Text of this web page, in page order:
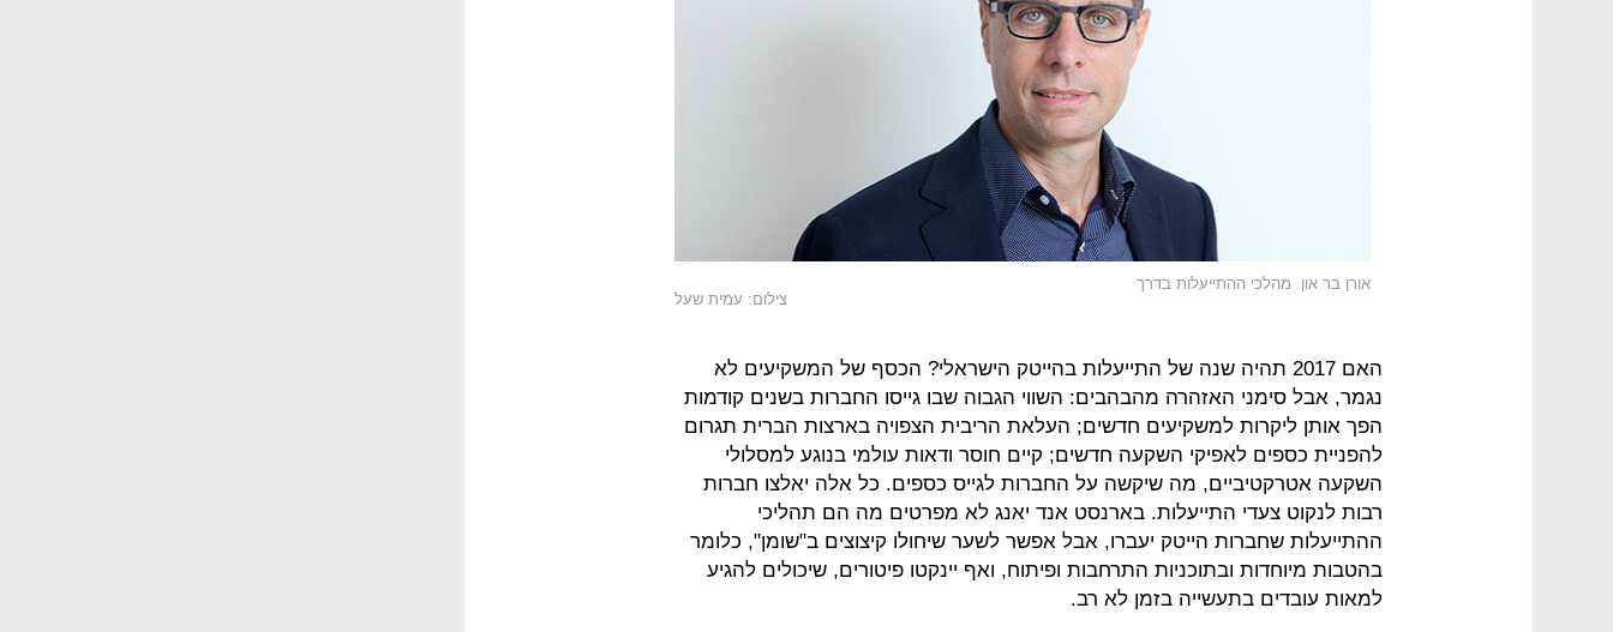
אורן בר און. מהלכי ההתייעלות בדרך
צילום: עמית שעל
האם 2017 תהיה שנה של התייעלות בהייטק הישראלי? הכסף של המשקיעים לא
נגמר, אבל סימני האזהרה מהבהבים: השווי הגבוה שבו גייסו החברות בשנים קודמות
הפך אותן ליקרות למשקיעים חדשים; העלאת הריבית הצפויה בארצות הברית תגרום
להפניית כספים לאפיקי השקעה חדשים; קיים חוסר ודאות עולמי בנוגע למסלולי
השקעה אטרקטיביים, מה שיקשה על החברות לגייס כספים. כל אלה יאלצו חברות
רבות לנקוט צעדי התייעלות. בארנסט אנד יאנג לא מפרטים מה הם תהליכי
ההתייעלות שחברות הייטק יעברו, אבל אפשר לשער שיחולו קיצוצים ב"שומן", כלומר
בהטבות מיוחדות ובתוכניות התרחבות ופיתוח, ואף יינקטו פיטורים, שיכולים להגיע
למאות עובדים בתעשייה בזמן לא רב.